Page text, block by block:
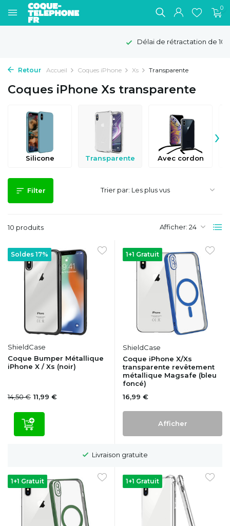
0
Délai de rétractation de 100 jours
Retour Accueil Coques iPhone Xs Transparente
Coques iPhone Xs transparente
Silicone Transparente Avec cordon
›
Filter
10 produits Afficher:
Trier par:
Soldes 17%
ShieldCase
Coque Bumper Métallique
iPhone X / Xs (noir)
14,50 € 11,99 €
1+1 Gratuit
ShieldCase
Coque iPhone X/Xs
transparente revêtement
métallique Magsafe (bleu
foncé)
16,99 €
Afficher
Livraison gratuite
1+1 Gratuit 1+1 Gratuit